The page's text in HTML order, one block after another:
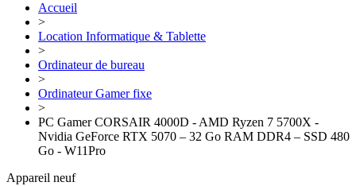
Accueil
>
Location Informatique & Tablette
>
Ordinateur de bureau
>
Ordinateur Gamer fixe
>
PC Gamer CORSAIR 4000D - AMD Ryzen 7 5700X -
Nvidia GeForce RTX 5070 – 32 Go RAM DDR4 – SSD 480
Go - W11Pro
Appareil neuf